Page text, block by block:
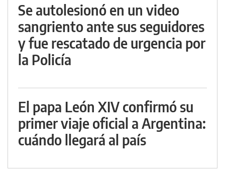
Se autolesionó en un video
sangriento ante sus seguidores
y fue rescatado de urgencia por
la Policía
El papa León XIV confirmó su
primer viaje oficial a Argentina:
cuándo llegará al país